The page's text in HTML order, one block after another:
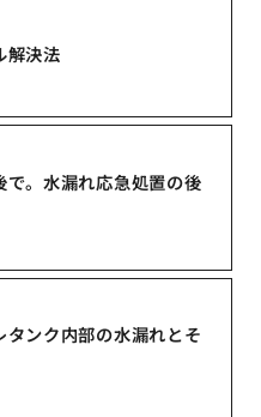
解決法
で。水漏れ応急処置の後
ンク内部の水漏れとそ